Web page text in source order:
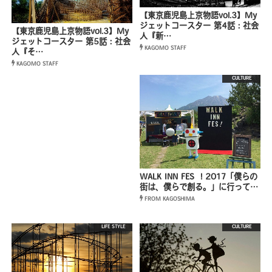
【東京鹿児島上京物語vol.3】My
ジェットコースター 第5話：社会
人『そ…
KAGOMO STAFF
【東京鹿児島上京物語vol.3】My
ジェットコースター 第4話：社会
人『新…
KAGOMO STAFF
CULTURE
WALK INN FES ! 2017「僕らの
街は、僕らで創る。」に行って…
FROM KAGOSHIMA
LIFE STYLE CULTURE